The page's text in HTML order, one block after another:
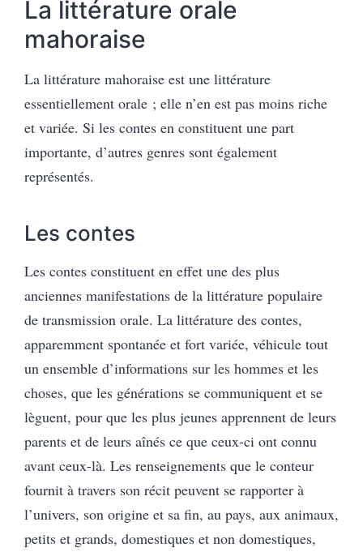
La littérature orale
mahoraise
La littérature mahoraise est une littérature
essentiellement orale ; elle n’en est pas moins riche
et variée. Si les contes en constituent une part
importante, d’autres genres sont également
représentés.
Les contes
Les contes constituent en effet une des plus
anciennes manifestations de la littérature populaire
de transmission orale. La littérature des contes,
apparemment spontanée et fort variée, véhicule tout
un ensemble d’informations sur les hommes et les
choses, que les générations se communiquent et se
lèguent, pour que les plus jeunes apprennent de leurs
parents et de leurs aînés ce que ceux-ci ont connu
avant ceux-là. Les renseignements que le conteur
fournit à travers son récit peuvent se rapporter à
l’univers, son origine et sa fin, au pays, aux animaux,
petits et grands, domestiques et non domestiques,